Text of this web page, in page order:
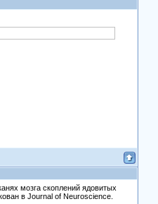
мозга скоплений ядовитых
в Journal of Neuroscience.